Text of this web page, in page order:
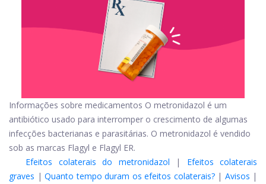
Informações sobre medicamentos O metronidazol é um
antibiótico usado para interromper o crescimento de algumas
infecções bacterianas e parasitárias. O metronidazol é vendido
sob as marcas Flagyl e Flagyl ER.
Efeitos colaterais do metronidazol | Efeitos colaterais
graves | Quanto tempo duram os efeitos colaterais?| Avisos |